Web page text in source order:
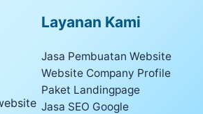
Layanan Kami
Jasa Pembuatan Website
Website Company Profile
Paket Landingpage
Jasa SEO Google